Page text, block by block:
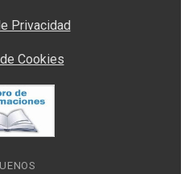
Privacidad
Cookies